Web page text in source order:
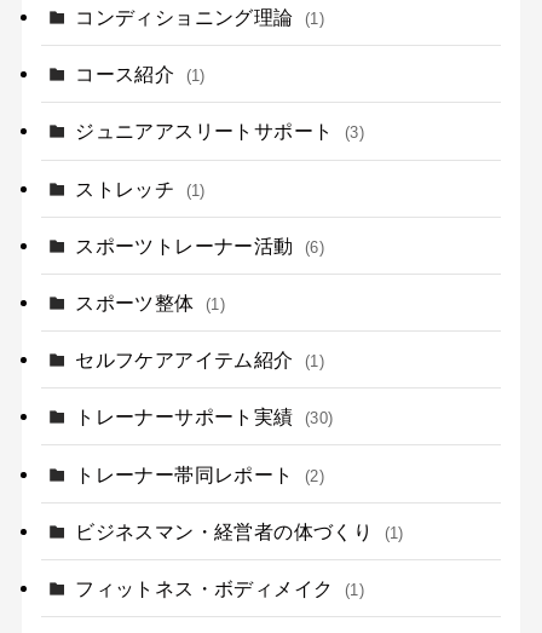
コンディショニング理論 (1)
コース紹介 (1)
ジュニアアスリートサポート (3)
ストレッチ (1)
スポーツトレーナー活動 (6)
スポーツ整体 (1)
セルフケアアイテム紹介 (1)
トレーナーサポート実績 (30)
トレーナー帯同レポート (2)
ビジネスマン・経営者の体づくり (1)
フィットネス・ボディメイク (1)